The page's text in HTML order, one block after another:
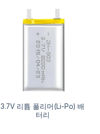
3.7V 리튬 폴리머(Li-Po) 배
터리